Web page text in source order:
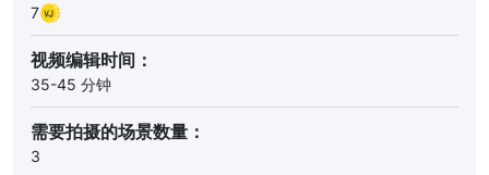
7
视频编辑时间：
35-45 分钟
需要拍摄的场景数量：
3